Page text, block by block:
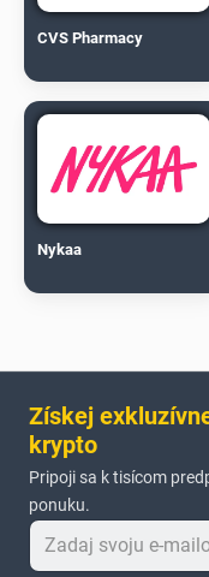
CVS Pharmacy
Nykaa
Získej
krypto
Pripoji sa k tisícom
ponuku.